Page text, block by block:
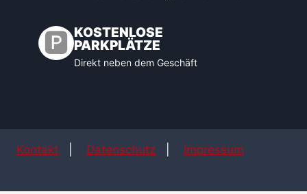
🅿️ KOSTENLOSE
PARKPLÄTZE
Direkt neben dem Geschäft
Kontakt Datenschutz Impressum